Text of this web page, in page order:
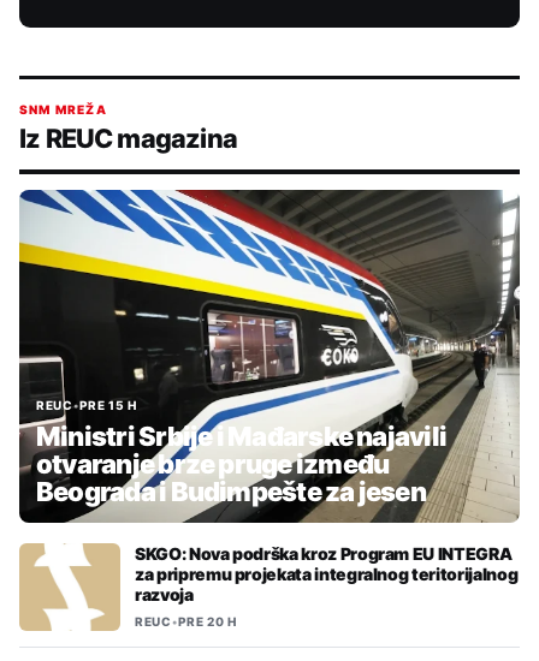
SNM MREŽA
Iz REUC magazina
REUC•PRE 15 H
Ministri Srbije i Mađarske najavili
otvaranje brze pruge između
Beograda i Budimpešte za jesen
SKGO: Nova podrška kroz Program EU INTEGRA
za pripremu projekata integralnog teritorijalnog
razvoja
REUC•PRE 20 H